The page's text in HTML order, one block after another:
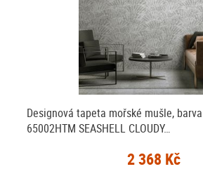
Designová tapeta mořské mušle,
65002HTM SEASHELL CLOUDY…
2 368 Kč